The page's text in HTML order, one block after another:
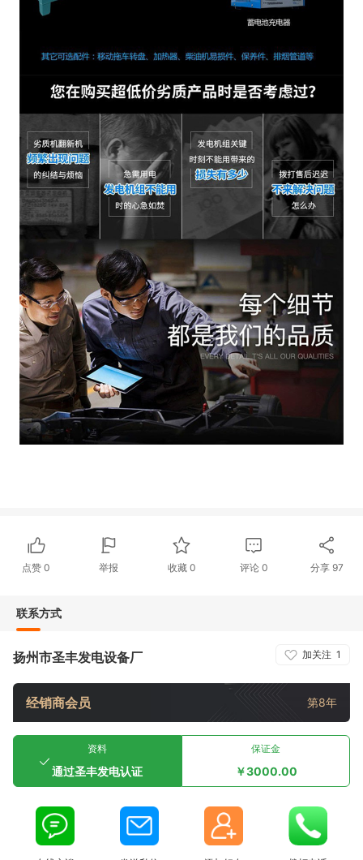
点赞0 举报 收藏 0 评论0 分享 97
联系方式
加关注 1
扬州市圣丰发电设备厂
经销商会员 第8年
资料
通过圣丰发电认证
保证金
￥3000.00